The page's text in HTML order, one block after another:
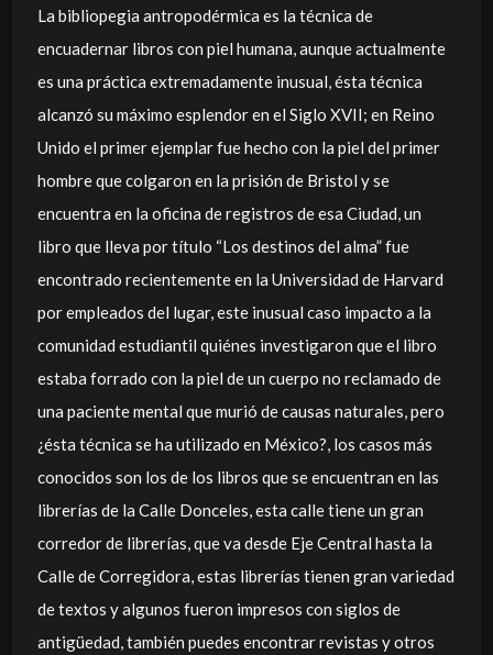
La bibliopegia antropodérmica es la técnica de
encuadernar libros con piel humana, aunque actualmente
es una práctica extremadamente inusual, ésta técnica
alcanzó su máximo esplendor en el Siglo XVII; en Reino
Unido el primer ejemplar fue hecho con la piel del primer
hombre que colgaron en la prisión de Bristol y se
encuentra en la oficina de registros de esa Ciudad, un
libro que lleva por título “Los destinos del alma” fue
encontrado recientemente en la Universidad de Harvard
por empleados del lugar, este inusual caso impacto a la
comunidad estudiantil quiénes investigaron que el libro
estaba forrado con la piel de un cuerpo no reclamado de
una paciente mental que murió de causas naturales, pero
¿ésta técnica se ha utilizado en México?, los casos más
conocidos son los de los libros que se encuentran en las
librerías de la Calle Donceles, esta calle tiene un gran
corredor de librerías, que va desde Eje Central hasta la
Calle de Corregidora, estas librerías tienen gran variedad
de textos y algunos fueron impresos con siglos de
antigüedad, también puedes encontrar revistas y otros